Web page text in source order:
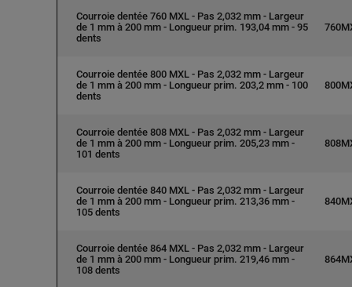
Courroie dentée 760 MXL - Pas 2,032 mm - Largeur
de 1 mm à 200 mm - Longueur prim. 193,04 mm - 95
dents
Courroie dentée 800 MXL - Pas 2,032 mm - Largeur
de 1 mm à 200 mm - Longueur prim. 203,2 mm - 100
dents
Courroie dentée 808 MXL - Pas 2,032 mm - Largeur
de 1 mm à 200 mm - Longueur prim. 205,23 mm -
101 dents
Courroie dentée 840 MXL - Pas 2,032 mm - Largeur
de 1 mm à 200 mm - Longueur prim. 213,36 mm -
105 dents
Courroie dentée 864 MXL - Pas 2,032 mm - Largeur
de 1 mm à 200 mm - Longueur prim. 219,46 mm -
108 dents